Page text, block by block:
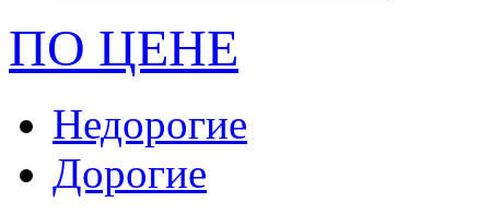
ПО ЦЕНЕ
Недорогие
Дорогие